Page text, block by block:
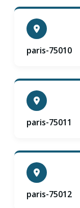
paris-75010
paris-75011
paris-75012